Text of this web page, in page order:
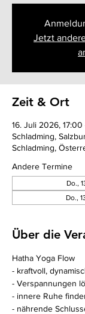
Jetzt
Zeit & Ort
16. Juli 2026, 17:00
Schladming,
Schladming,
Andere Termine
Do.,
Do.,
Über die
Hatha Yoga Flow
- kraftvoll,
- Verspannungen
- innere Ruhe
- nährende